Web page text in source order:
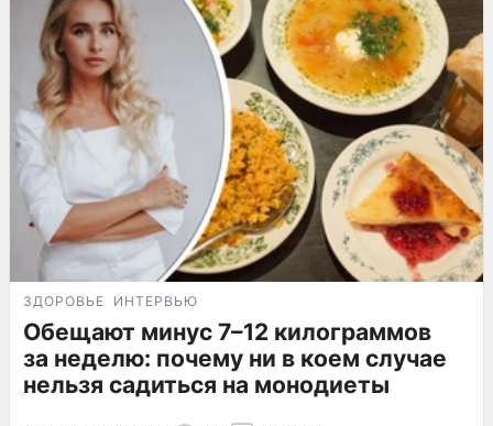
ЗДОРОВЬЕ ИНТЕРВЬЮ
Обещают минус 7–12 килограммов
за неделю: почему ни в коем случае
нельзя садиться на монодиеты